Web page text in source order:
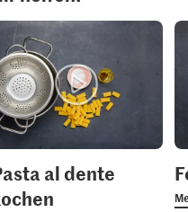
al dente